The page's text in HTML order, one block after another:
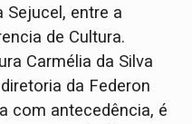
Sejucel, entre a
de Cultura.
Carmélia da Silva
da Federon
com antecedência, é